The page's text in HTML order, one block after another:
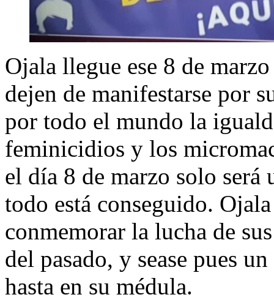
Ojala llegue ese 8 de
dejen de manifestarse por
por todo el mundo la
feminicidios y los
el día 8 de marzo solo será
todo está conseguido.
conmemorar la lucha de
del pasado, y sease pues
hasta en su médula.